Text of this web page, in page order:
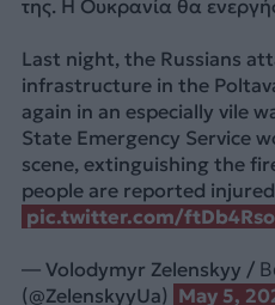
της. Η Ουκρανία θα
Last night, the Russians
infrastructure in the
again in an especially vile
State Emergency Service
scene, extinguishing the
people are reported
pic.twitter.com/
— Volodymyr Zelenskyy /
(@ZelenskyyUa) May 5,